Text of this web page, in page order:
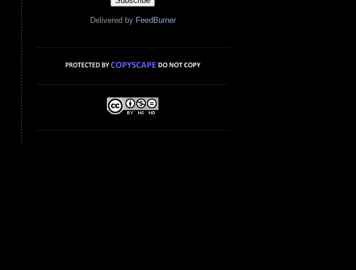
Delivered by FeedBurner